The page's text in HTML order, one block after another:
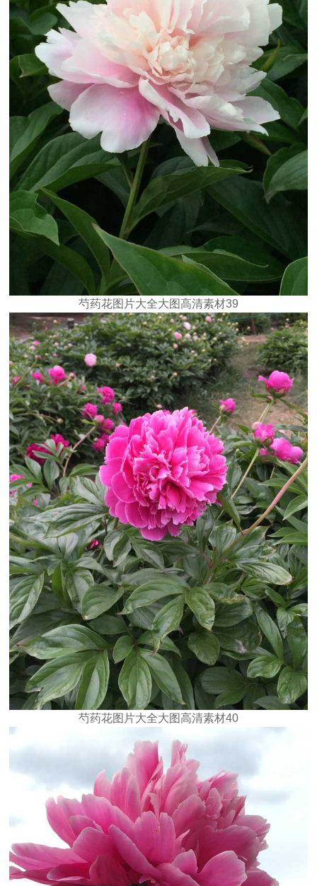
芍药花图片大全大图高清素材39
芍药花图片大全大图高清素材40